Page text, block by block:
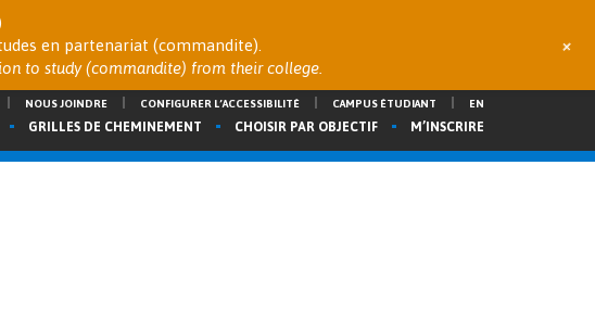
GRILLES DE CHEMINEMENT CHOISIR PAR OBJECTIF M’INSCRIRE
NOUS JOINDRE CONFIGURER L’ACCESSIBILITÉ CAMPUS ÉTUDIANT EN
en partenariat (commandite).
to study (commandite) from their college.
+